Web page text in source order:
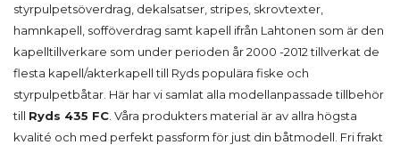
styrpulpetsöverdrag, dekalsatser, stripes, skrovtexter,
hamnkapell, sofföverdrag samt kapell ifrån Lahtonen som är den
kapelltillverkare som under perioden år 2000 -2012 tillverkat de
flesta kapell/akterkapell till Ryds populära fiske och
styrpulpetbåtar. Här har vi samlat alla modellanpassade tillbehör
till Ryds 435 FC . Våra produkters material är av allra högsta
kvalité och med perfekt passform för just din båtmodell. Fri frakt